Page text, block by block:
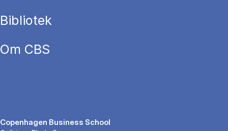
Bibliotek
Om CBS
Copenhagen Business School